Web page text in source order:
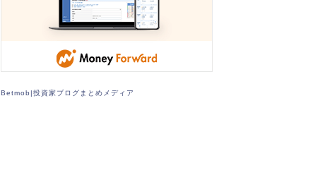
Betmob|投資家ブログまとめメディア